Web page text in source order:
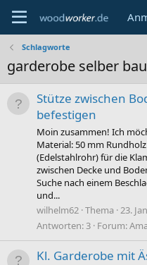
Schlagworte
garderobe selber
Stütze zwischen
befestigen
Moin zusammen! Ich
Material: 50 mm
(Edelstahlrohr) für die
zwischen Decke und
Suche nach einem
und...
wilhelm62 Thema 23.
Antworten: 3 Forum:
Kl. Garderobe mit